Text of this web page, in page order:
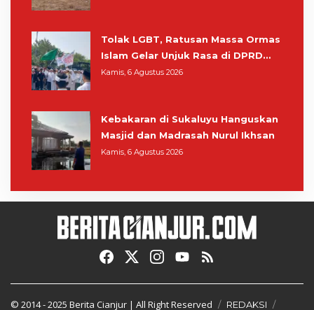
Tolak LGBT, Ratusan Massa Ormas
Islam Gelar Unjuk Rasa di DPRD
Cianjur
Kamis, 6 Agustus 2026
Kebakaran di Sukaluyu Hanguskan
Masjid dan Madrasah Nurul Ikhsan
Kamis, 6 Agustus 2026
© 2014 - 2025 Berita Cianjur | All Right Reserved REDAKSI